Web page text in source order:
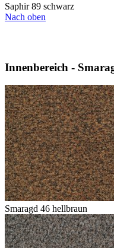
Saphir 89 schwarz
Nach oben
Innenbereich -
Smaragd 46 hellbraun